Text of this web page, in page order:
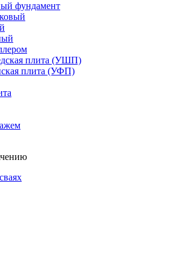
фундамент
плита (УШП)
плита (УФП)